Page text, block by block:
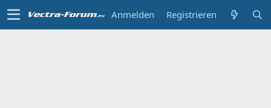
Anmelden Registrieren